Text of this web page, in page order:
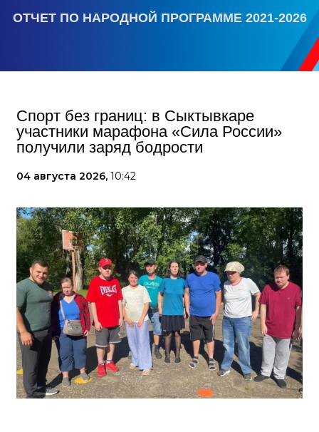
ОТЧЕТ ПО НАРОДНОЙ ПРОГРАММЕ 2021-2026
Спорт без границ: в Сыктывкаре
участники марафона «Сила России»
получили заряд бодрости
04 августа 2026, 10:42